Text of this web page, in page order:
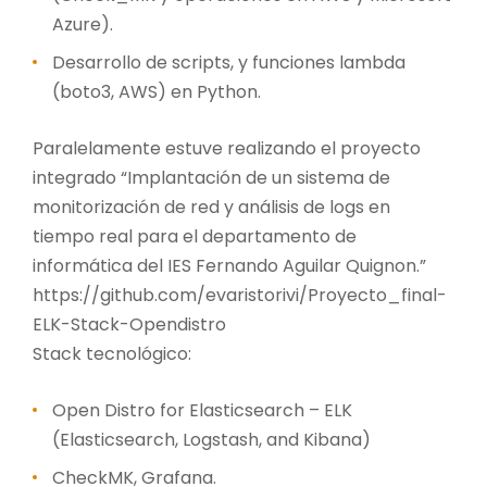
Azure).
Desarrollo de scripts, y funciones lambda
(boto3, AWS) en Python.
Paralelamente estuve realizando el proyecto
integrado “Implantación de un sistema de
monitorización de red y análisis de logs en
tiempo real para el departamento de
informática del IES Fernando Aguilar Quignon.”
https://github.com/evaristorivi/Proyecto_final-
ELK-Stack-Opendistro
Stack tecnológico:
Open Distro for Elasticsearch – ELK
(Elasticsearch, Logstash, and Kibana)
CheckMK, Grafana.